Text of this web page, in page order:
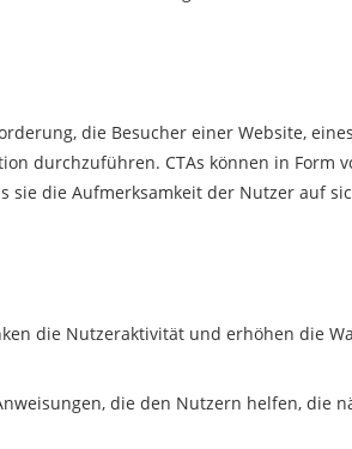
die Besucher einer Website,
durchzuführen. CTAs können in Form
sie die Aufmerksamkeit der Nutzer auf
die Nutzeraktivität und erhöhen die
die den Nutzern helfen, die